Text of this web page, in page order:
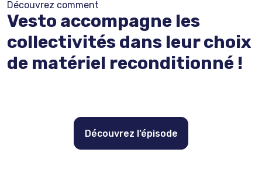
Découvrez comment
Vesto accompagne les
collectivités dans leur choix
de matériel reconditionné !
Découvrez l’épisode